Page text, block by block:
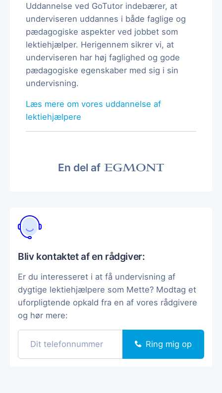
Uddannelse ved GoTutor indebærer, at
underviseren uddannes i både faglige og
pædagogiske aspekter ved jobbet som
lektiehjælper. Herigennem sikrer vi, at
underviseren har høj faglighed og gode
pædagogiske egenskaber med sig i sin
undervisning.
Læs mere om vores uddannelse af
lektiehjælpere
En del af
Bliv kontaktet af en rådgiver:
Er du interesseret i at få undervisning af
dygtige lektiehjælpere som Mette? Modtag et
uforpligtende opkald fra en af vores rådgivere
og hør mere:
Ring mig op